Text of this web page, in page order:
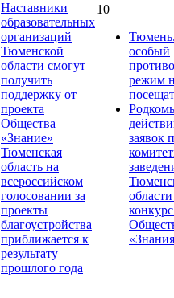
Наставники
образовательных
организаций
Тюменской
области смогут
получить
поддержку от
проекта
Общества
«Знание»
Тюменская
область на
всероссийском
голосовании за
проекты
благоустройства
приближается к
результату
прошлого года
10
особый
режим
заявок